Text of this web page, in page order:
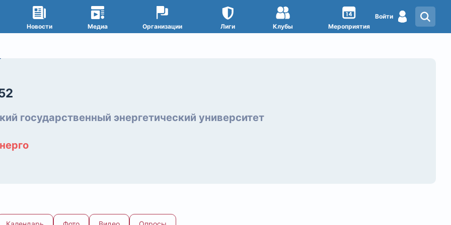
Войти
Новости Медиа Организации Лиги Клубы Мероприятия
государственный энергетический университет